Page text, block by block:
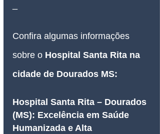
Confira algumas informações
sobre o Hospital Santa Rita na
cidade de Dourados MS:
Hospital Santa Rita – Dourados
(MS): Excelência em Saúde
Humanizada e Alta